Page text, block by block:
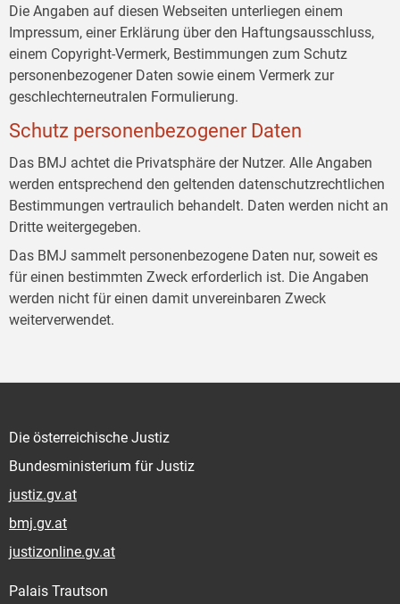
Die Angaben auf diesen Webseiten unterliegen einem
Impressum, einer Erklärung über den Haftungsausschluss,
einem Copyright-Vermerk, Bestimmungen zum Schutz
personenbezogener Daten sowie einem Vermerk zur
geschlechterneutralen Formulierung.
Schutz personenbezogener Daten
Das BMJ achtet die Privatsphäre der Nutzer. Alle Angaben
werden entsprechend den geltenden datenschutzrechtlichen
Bestimmungen vertraulich behandelt. Daten werden nicht an
Dritte weitergegeben.
Das BMJ sammelt personenbezogene Daten nur, soweit es
für einen bestimmten Zweck erforderlich ist. Die Angaben
werden nicht für einen damit unvereinbaren Zweck
weiterverwendet.
Die österreichische Justiz
Bundesministerium für Justiz
justiz.gv.at
bmj.gv.at
justizonline.gv.at
Palais Trautson